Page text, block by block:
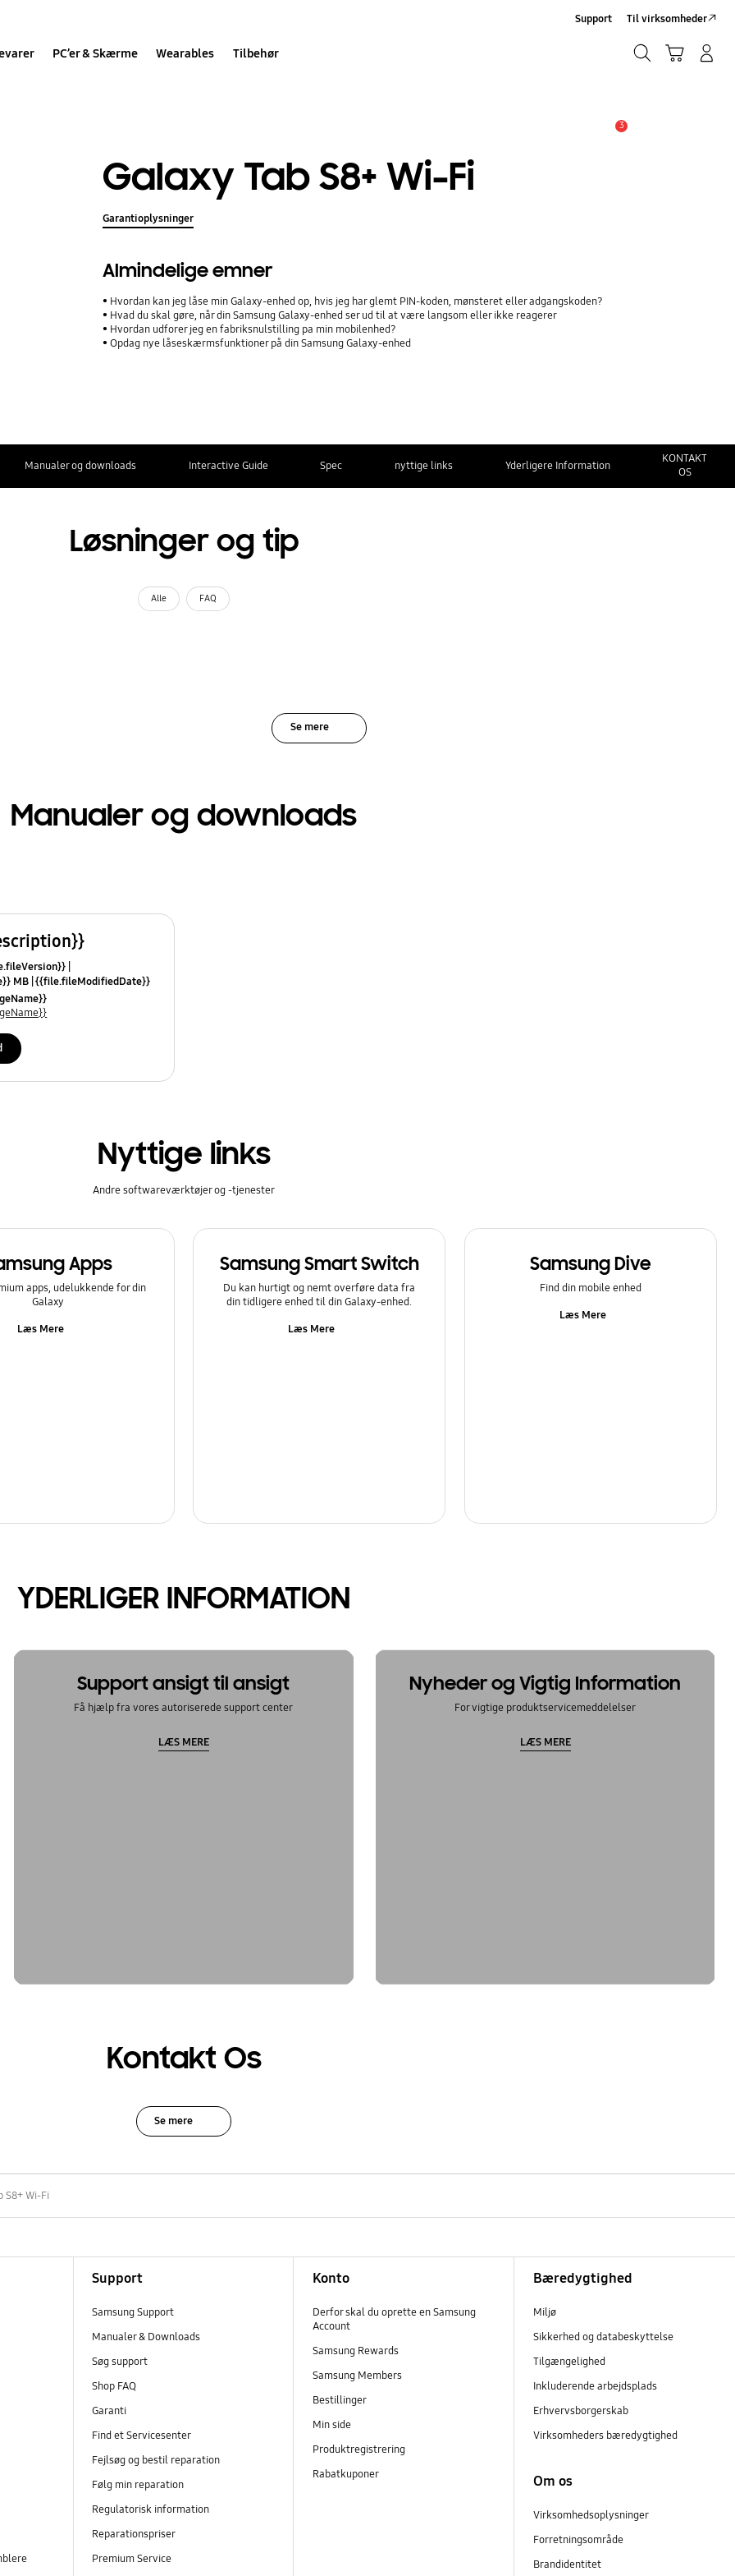
PC’er & Skærme Wearables Tilbehør
Support Til virksomheder
3
Galaxy Tab S8+ Wi-Fi
Garantioplysninger
Almindelige emner
Hvordan kan jeg låse min Galaxy-enhed op, hvis jeg har glemt PIN-koden, mønsteret eller adgangskoden?
Hvad du skal gøre, når din Samsung Galaxy-enhed ser ud til at være langsom eller ikke reagerer
Hvordan udforer jeg en fabriksnulstilling pa min mobilenhed?
Opdag nye låseskærmsfunktioner på din Samsung Galaxy-enhed
Manualer og downloads Interactive Guide Spec nyttige links Yderligere Information
KONTAKT
OS
Løsninger og tip
Alle FAQ
Se mere
Manualer og downloads
MB {{file.fileModifiedDate}}
Nyttige links
Andre softwareværktøjer og -tjenester
Apps
apps, udelukkende for din
Galaxy
Læs Mere
Samsung Smart Switch
Du kan hurtigt og nemt overføre data fra
din tidligere enhed til din Galaxy-enhed.
Læs Mere
Samsung Dive
Find din mobile enhed
Læs Mere
YDERLIGER INFORMATION
Support ansigt til ansigt
Få hjælp fra vores autoriserede support center
LÆS MERE
Nyheder og Vigtig Information
For vigtige produktservicemeddelelser
LÆS MERE
Kontakt Os
Se mere
S8+ Wi-Fi
Support
Samsung Support
Manualer & Downloads
Søg support
Shop FAQ
Garanti
Find et Servicesenter
Fejlsøg og bestil reparation
Følg min reparation
Regulatorisk information
Reparationspriser
Premium Service
Konto
Derfor skal du oprette en Samsung
Account
Samsung Rewards
Samsung Members
Bestillinger
Min side
Produktregistrering
Rabatkuponer
Bæredygtighed
Miljø
Sikkerhed og databeskyttelse
Tilgængelighed
Inkluderende arbejdsplads
Erhvervsborgerskab
Virksomheders bæredygtighed
Om os
Virksomhedsoplysninger
Forretningsområde
Brandidentitet